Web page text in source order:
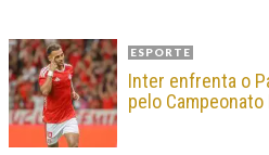
ESPORTE
Inter enfrenta o
pelo